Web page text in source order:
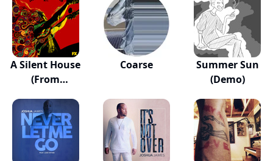
A Silent House
(From
Coarse
Summer Sun
(Demo)